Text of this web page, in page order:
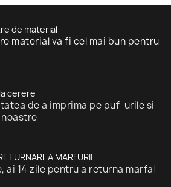
de material
material va fi cel mai bun pentru
cerere
de a imprima pe puf-urile si
MARFURII
ai 14 zile pentru a returna marfa!